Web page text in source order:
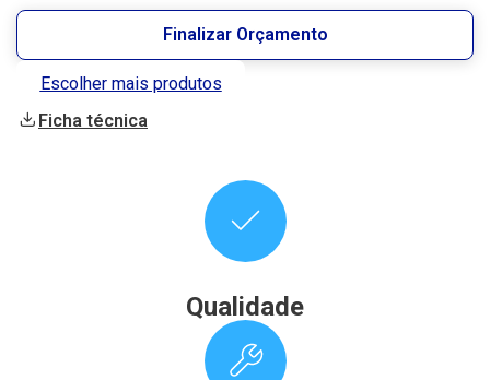
Finalizar Orçamento
Escolher mais produtos
Ficha técnica
Qualidade